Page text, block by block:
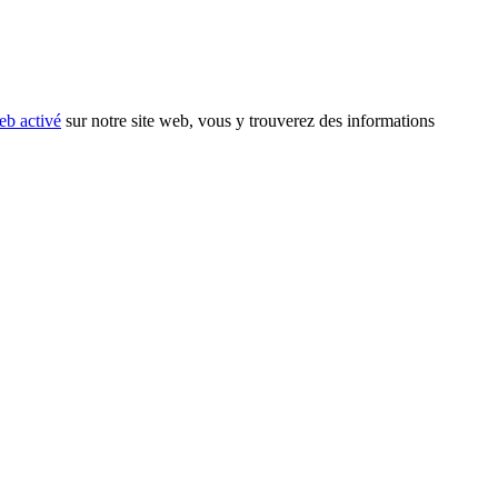
activé sur notre site web, vous y trouverez des informations